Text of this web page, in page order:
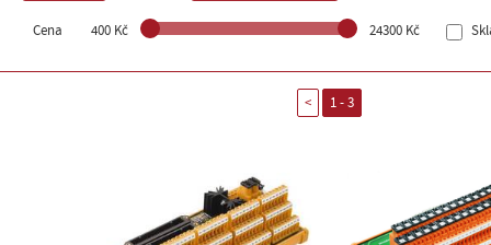
Cena 400 Kč 24300 Kč
< 1 - 3